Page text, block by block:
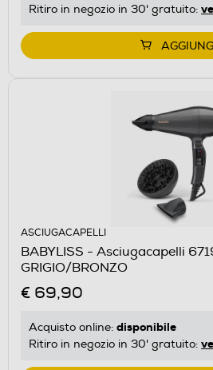
Ritiro in negozio in 30' gratuito:
ASCIUGACAPELLI
BABYLISS - Asciugacapelli
GRIGIO/BRONZO
€ 69,90
Acquisto online: disponibile
Ritiro in negozio in 30' gratuito: